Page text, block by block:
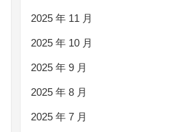
2025 年 11 月
2025 年 10 月
2025 年 9 月
2025 年 8 月
2025 年 7 月